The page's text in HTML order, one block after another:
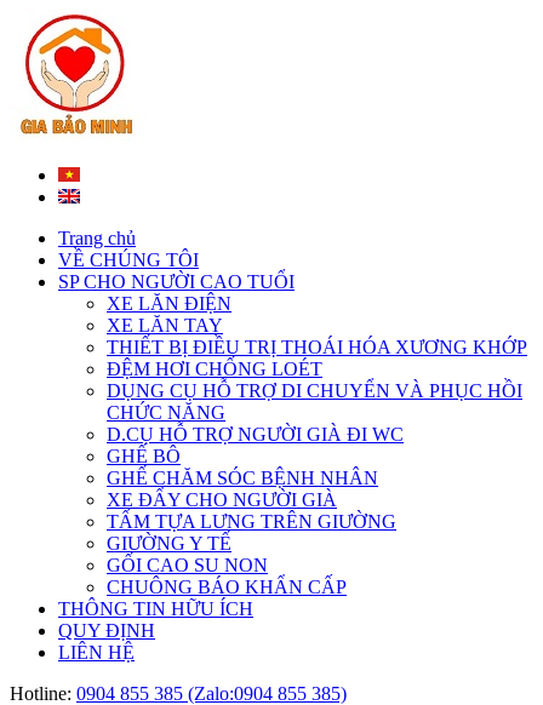
Trang chủ
VỀ CHÚNG TÔI
SP CHO NGƯỜI CAO TUỔI
XE LĂN ĐIỆN
XE LĂN TAY
THIẾT BỊ ĐIỀU TRỊ THOÁI HÓA XƯƠNG KHỚP
ĐỆM HƠI CHỐNG LOÉT
DỤNG CỤ HỖ TRỢ DI CHUYỂN VÀ PHỤC HỒI
CHỨC NĂNG
D.CỤ HỖ TRỢ NGƯỜI GIÀ ĐI WC
GHẾ BÔ
GHẾ CHĂM SÓC BỆNH NHÂN
XE ĐẨY CHO NGƯỜI GIÀ
TẤM TỰA LƯNG TRÊN GIƯỜNG
GIƯỜNG Y TẾ
GỐI CAO SU NON
CHUÔNG BÁO KHẨN CẤP
THÔNG TIN HỮU ÍCH
QUY ĐỊNH
LIÊN HỆ
Hotline: 0904 855 385 (Zalo:0904 855 385)